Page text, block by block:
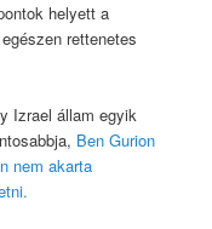
helyett a
rettenetes
Izrael állam egyik
Ben Gurion
nem akarta